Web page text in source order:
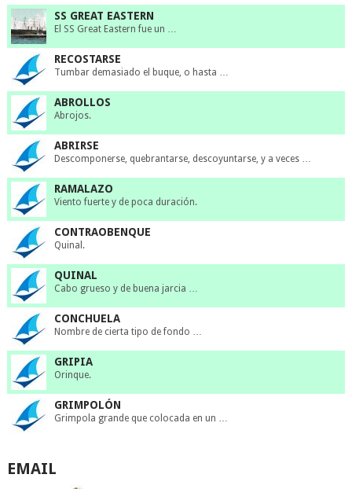
SS GREAT EASTERN
El SS Great Eastern fue un …
RECOSTARSE
Tumbar demasiado el buque, o hasta …
ABROLLOS
Abrojos.
ABRIRSE
Descomponerse, quebrantarse, descoyuntarse, y a veces …
RAMALAZO
Viento fuerte y de poca duración.
CONTRAOBENQUE
Quinal.
QUINAL
Cabo grueso y de buena jarcia …
CONCHUELA
Nombre de cierta tipo de fondo …
GRIPIA
Orinque.
GRIMPOLÓN
Grimpola grande que colocada en un …
EMAIL